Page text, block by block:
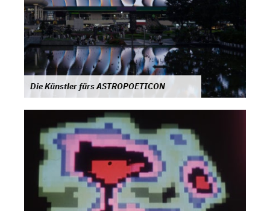
Die Künstler fürs ASTROPOETICON